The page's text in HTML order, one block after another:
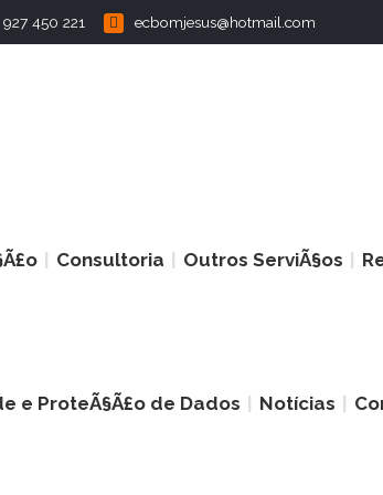
927 450 221 ecbomjesus@hotmail.com
Consultoria Outros ServiÃ§os
e ProteÃ§Ã£o de Dados Notícias